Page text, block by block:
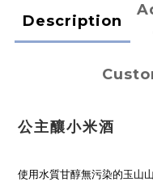
Description
公主釀小米酒
使用水質甘醇無污染的玉山